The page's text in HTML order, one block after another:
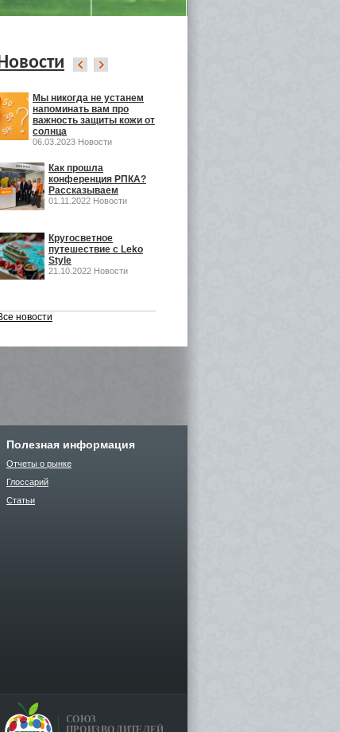
Мы никогда не устанем
напоминать вам про
важность защиты кожи от
солнца
06.03.2023 Новости
Как прошла
конференция РПКА?
Рассказываем
01.11.2022 Новости
Кругосветное
путешествие с Leko
Style
21.10.2022 Новости
новости
Полезная информация
Отчеты о рынке
Глоссарий
Статьи